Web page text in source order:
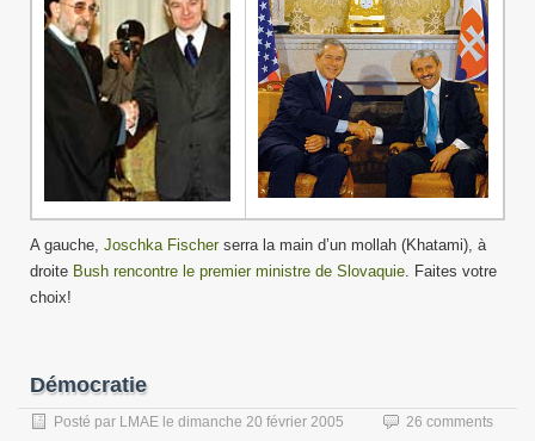
A gauche, Joschka Fischerserra la main d’un mollah (Khatami), à
droite Bush rencontre le premier ministre de Slovaquie . Faites votre
choix!
Démocratie
Posté par LMAE le dimanche 20 février 2005 26 comments